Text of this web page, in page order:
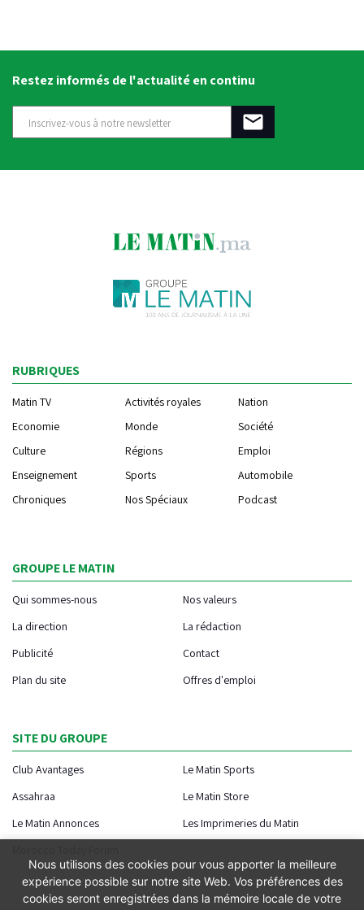
Restez informés de l'actualité en continu
RUBRIQUES
Matin TV Activités royales
Nation
Economie
Monde
Société
Culture
Régions
Emploi
Enseignement
Sports
Automobile
Chroniques
Nos Spéciaux Podcast
GROUPE LE MATIN
Qui sommes-nous
Nos valeurs
La direction
La rédaction
Publicité
Contact
Plan du site
Offres d'emploi
SITE DU GROUPE
Club Avantages
Le Matin Sports
Assahraa
Le Matin Store
Le Matin Annonces
Les Imprimeries du Matin
Nous utilisons des cookies pour vous apporter la meilleure
expérience possible sur notre site Web. Vos préférences des
cookies seront enregistrées dans la mémoire locale de votre